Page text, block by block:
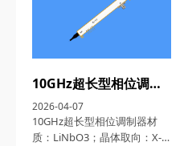
10GHz超长型相位调制器
2026-04-07
10GHz超长型相位调制器材
质：LiNbO3；晶体取向：X-